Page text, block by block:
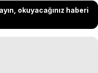
okuyacağınız haberi